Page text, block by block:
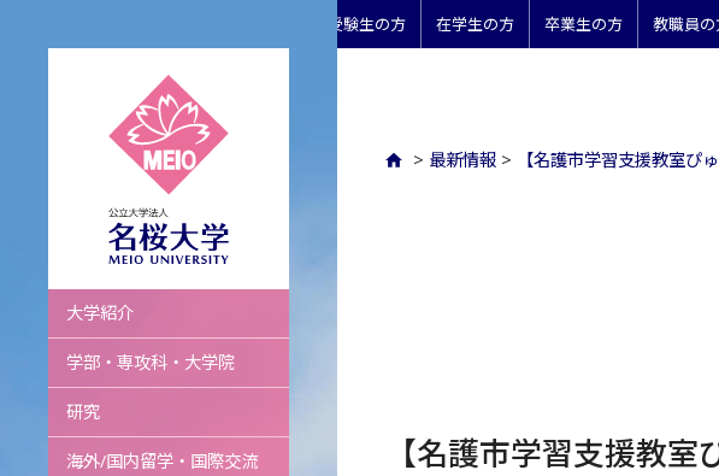
受験生の方 在学生の方 卒業生の方 教職員の
名桜大学
大学紹介
学部・専攻科・大学院
研究
海外/国内留学・国際交流
> 最新情報 > 【名護市学習支援教室ぴ
【名護市学習支援教